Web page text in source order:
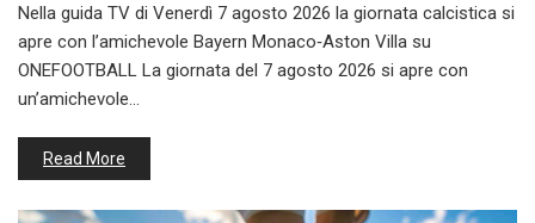
Nella guida TV di Venerdì 7 agosto 2026 la giornata calcistica si
apre con l’amichevole Bayern Monaco‑Aston Villa su
ONEFOOTBALL La giornata del 7 agosto 2026 si apre con
un’amichevole…
Read More